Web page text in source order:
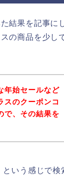
結果を記事に
の商品を少し
年始セールなど
スのクーポンコ
で、その結果を
いう感じで検